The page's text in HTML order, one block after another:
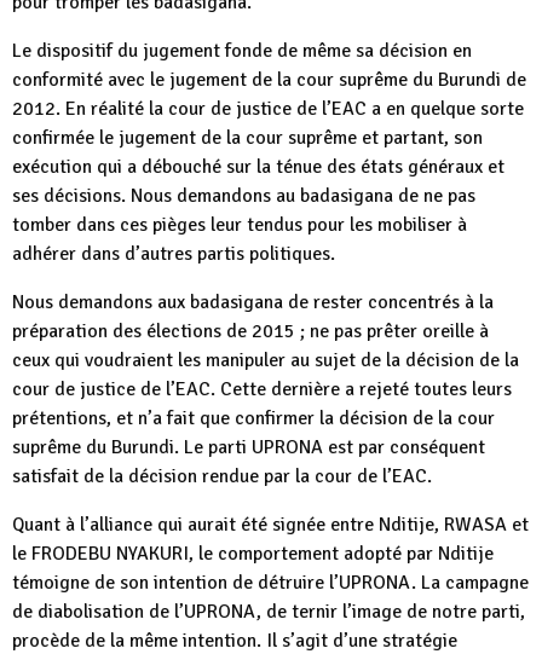
Le dispositif du jugement fonde de même sa décision en
conformité avec le jugement de la cour suprême du Burundi de
2012. En réalité la cour de justice de l’EAC a en quelque sorte
confirmée le jugement de la cour suprême et partant, son
exécution qui a débouché sur la ténue des états généraux et
ses décisions. Nous demandons au badasigana de ne pas
tomber dans ces pièges leur tendus pour les mobiliser à
adhérer dans d’autres partis politiques.
Nous demandons aux badasigana de rester concentrés à la
préparation des élections de 2015 ; ne pas prêter oreille à
ceux qui voudraient les manipuler au sujet de la décision de la
cour de justice de l’EAC. Cette dernière a rejeté toutes leurs
prétentions, et n’a fait que confirmer la décision de la cour
suprême du Burundi. Le parti UPRONA est par conséquent
satisfait de la décision rendue par la cour de l’EAC.
Quant à l’alliance qui aurait été signée entre Nditije, RWASA et
le FRODEBU NYAKURI, le comportement adopté par Nditije
témoigne de son intention de détruire l’UPRONA. La campagne
de diabolisation de l’UPRONA, de ternir l’image de notre parti,
procède de la même intention. Il s’agit d’une stratégie